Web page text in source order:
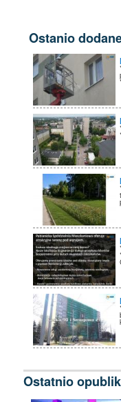
Ostanio
Ostatnio